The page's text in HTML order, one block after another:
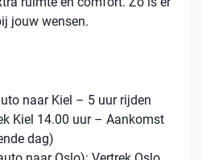
jouw wensen.
naar Kiel – 5 uur rijden
Kiel 14.00 uur – Aankomst
dag)